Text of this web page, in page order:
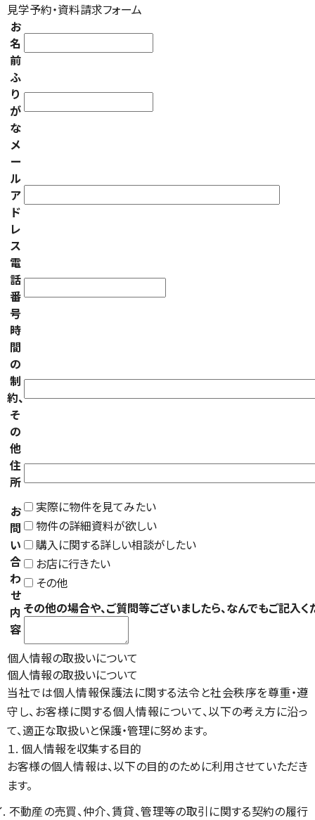
見学予約・資料請求フォーム
お
名
前
ふ
り
が
な
メ
ー
ル
ア
ド
レ
ス
電
話
番
号
時
間
の
制
約、
そ
の
他
住
所
お
問
い
合
わ
せ
内
容
実際に物件を見てみたい
物件の詳細資料が欲しい
購入に関する詳しい相談がしたい
お店に行きたい
その他
その他の場合や、ご質問等ございましたら、なんでもご記入く
個人情報の取扱いについて
個人情報の取扱いについて
当社では個人情報保護法に関する法令と社会秩序を尊重・遵
守し、お客様に関する個人情報について、以下の考え方に沿っ
て、適正な取扱いと保護・管理に努めます。
１. 個人情報を収集する目的
お客様の個人情報は、以下の目的のために利用させていただき
ます。
. 不動産の売買、仲介、賃貸、管理等の取引に関する契約の履行